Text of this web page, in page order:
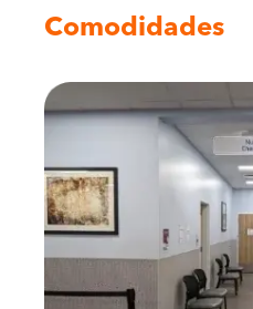
Comodidades